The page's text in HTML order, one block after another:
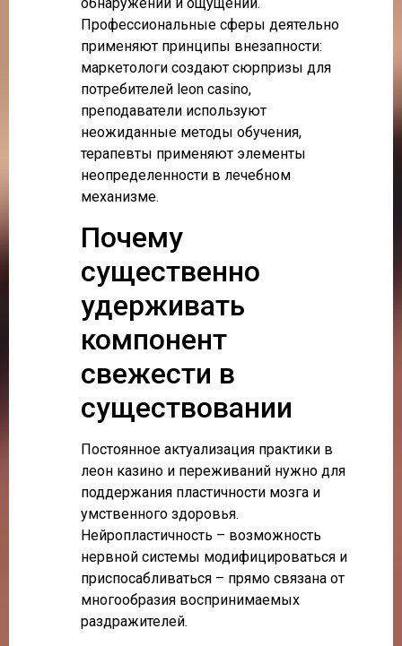
Профессиональные сферы деятельно
применяют принципы внезапности:
маркетологи создают сюрпризы для
потребителей leon casino,
преподаватели используют
неожиданные методы обучения,
терапевты применяют элементы
неопределенности в лечебном
механизме.
Почему
существенно
удерживать
компонент
свежести в
существовании
Постоянное актуализация практики в
леон казино и переживаний нужно для
поддержания пластичности мозга и
умственного здоровья.
Нейропластичность – возможность
нервной системы модифицироваться и
приспосабливаться – прямо связана от
многообразия воспринимаемых
раздражителей.